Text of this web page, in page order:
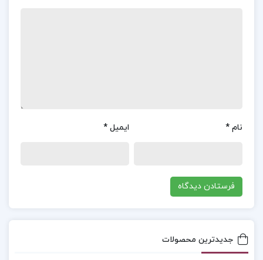
شور زندگی زنان را دوباره به وسیله راه و روش‌هایی به
است.
استس
نام * ایمیل *
جدیدترین محصولات